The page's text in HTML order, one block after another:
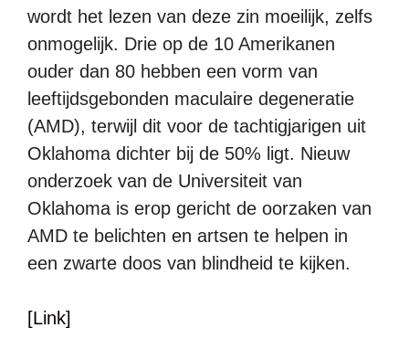
wordt het lezen van deze zin moeilijk, zelfs
onmogelijk. Drie op de 10 Amerikanen
ouder dan 80 hebben een vorm van
leeftijdsgebonden maculaire degeneratie
(AMD), terwijl dit voor de tachtigjarigen uit
Oklahoma dichter bij de 50% ligt. Nieuw
onderzoek van de Universiteit van
Oklahoma is erop gericht de oorzaken van
AMD te belichten en artsen te helpen in
een zwarte doos van blindheid te kijken.
[Link]